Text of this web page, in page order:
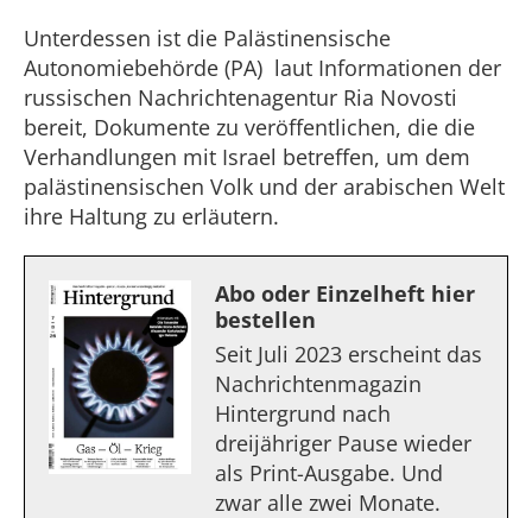
Unterdessen ist die Palästinensische
Autonomiebehörde (PA) laut Informationen der
russischen Nachrichtenagentur Ria Novosti
bereit, Dokumente zu veröffentlichen, die die
Verhandlungen mit Israel betreffen, um dem
palästinensischen Volk und der arabischen Welt
ihre Haltung zu erläutern.
Abo oder Einzelheft hier
bestellen
Seit Juli 2023 erscheint das
Nachrichtenmagazin
Hintergrund nach
dreijähriger Pause wieder
als Print-Ausgabe. Und
zwar alle zwei Monate.